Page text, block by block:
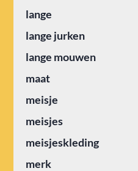
lange
lange jurken
lange mouwen
maat
meisje
meisjes
meisjeskleding
merk